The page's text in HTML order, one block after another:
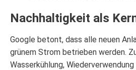
Nachhaltigkeit als
Google betont, dass alle neuen
grünem Strom betrieben werden.
Wasserkühlung,